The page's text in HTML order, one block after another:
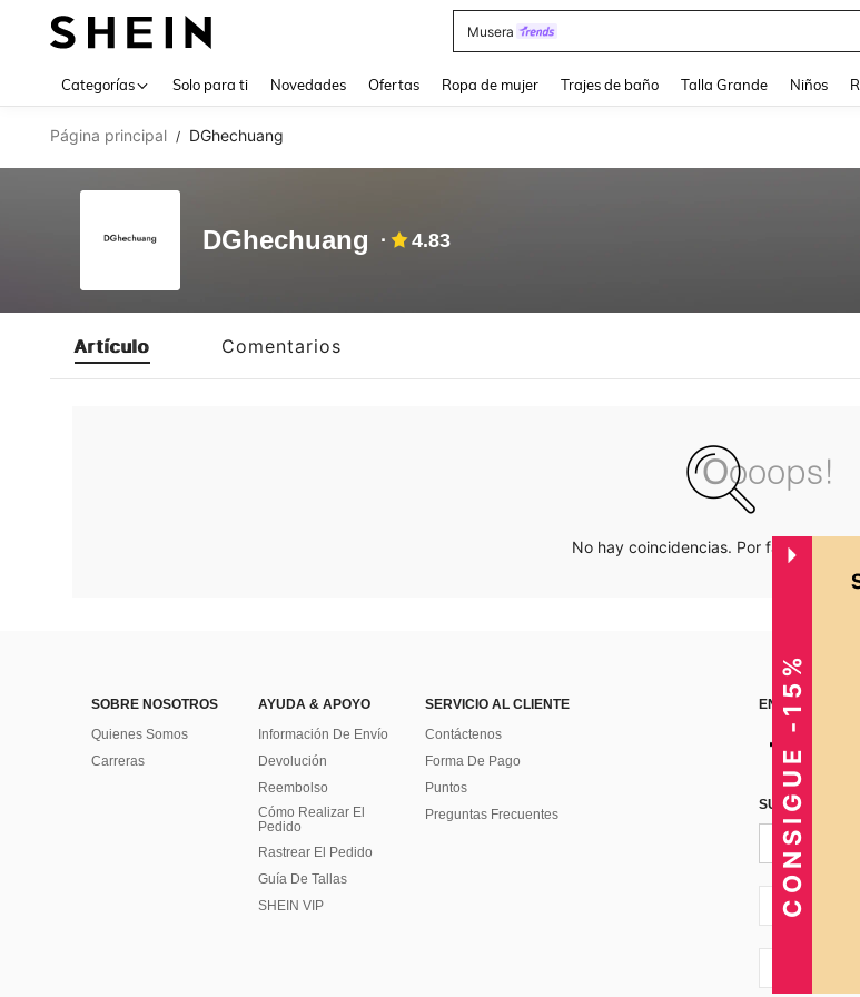
Musera
Categorías Solo para ti Novedades Ofertas Ropa de mujer Trajes de baño Talla Grande Niños
Página principal / DGhechuang
DGhechuang 4.83
Artículo Comentarios
No hay coincidencias. Por favor
SOBRE NOSOTROS
Quienes Somos
Carreras
AYUDA & APOYO
Información De Envío
Devolución
Reembolso
Cómo Realizar El
Pedido
Rastrear El Pedido
Guía De Tallas
SHEIN VIP
SERVICIO AL CLIENTE
Contáctenos
Forma De Pago
Puntos
Preguntas Frecuentes
SUSCRÍBETE
PE + 51
CONSIGUE -15%